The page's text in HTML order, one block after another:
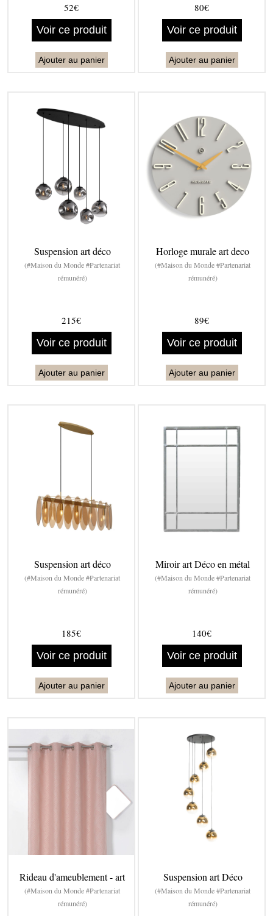
52€
Voir ce produit
Ajouter au panier
80€
Voir ce produit
Ajouter au panier
Suspension art déco
(#Maison du Monde #Partenariat
rémunéré)
215€
Voir ce produit
Ajouter au panier
Horloge murale art deco
(#Maison du Monde #Partenariat
rémunéré)
89€
Voir ce produit
Ajouter au panier
Suspension art déco
(#Maison du Monde #Partenariat
rémunéré)
185€
Voir ce produit
Ajouter au panier
Miroir art Déco en métal
(#Maison du Monde #Partenariat
rémunéré)
140€
Voir ce produit
Ajouter au panier
Rideau d'ameublement - art
(#Maison du Monde #Partenariat
rémunéré)
Suspension art Déco
(#Maison du Monde #Partenariat
rémunéré)